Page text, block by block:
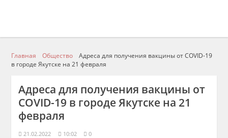
Главная Общество
Адреса для получения вакцины от COVID-19
в городе Якутске на 21 февраля
Адреса для получения вакцины от
COVID-19 в городе Якутске на 21
февраля
21.02.2022 10:02 0